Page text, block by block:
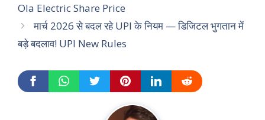
Ola Electric Share Price
मार्च 2026 से बदल रहे UPI के नियम — डिजिटल भुगतान में
बड़े बदलाव! UPI New Rules